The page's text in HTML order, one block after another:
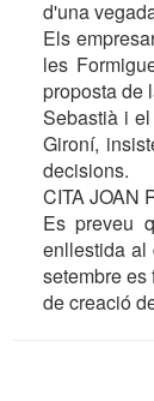
d'una
Els
les
proposta de
Sebastià i
Gironí,
decisions.
CITA JOAN
Es preveu
enllestida al
setembre
de creació